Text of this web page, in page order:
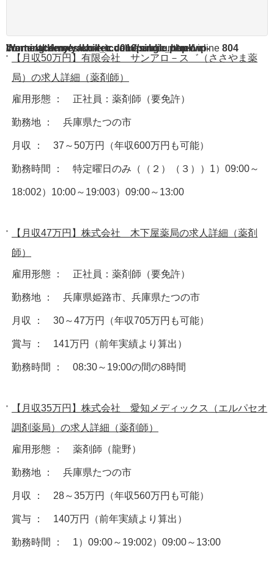
Warning: A non-numeric value encountered in
/home/acdmy/yaku-rec.com/public_html/wp-content/themes/chill_tcd016/single.phpon line 804
【月収50万円】有限会社 サンアロ－ス゛（ささやま薬
局）の求人詳細（薬剤師）
雇用形態 ： 正社員：薬剤師（要免許）
勤務地 ： 兵庫県たつの市
月収 ： 37～50万円（年収600万円も可能）
勤務時間 ： 特定曜日のみ（（２）（３））1）09:00～
18:002）10:00～19:003）09:00～13:00
【月収47万円】株式会社 木下屋薬局の求人詳細（薬剤
師）
雇用形態 ： 正社員：薬剤師（要免許）
勤務地 ： 兵庫県姫路市、兵庫県たつの市
月収 ： 30～47万円（年収705万円も可能）
賞与 ： 141万円（前年実績より算出）
勤務時間 ： 08:30～19:00の間の8時間
【月収35万円】株式会社 愛知メディックス（エルパセオ
調剤薬局）の求人詳細（薬剤師）
雇用形態 ： 薬剤師（龍野）
勤務地 ： 兵庫県たつの市
月収 ： 28～35万円（年収560万円も可能）
賞与 ： 140万円（前年実績より算出）
勤務時間 ： 1）09:00～19:002）09:00～13:00